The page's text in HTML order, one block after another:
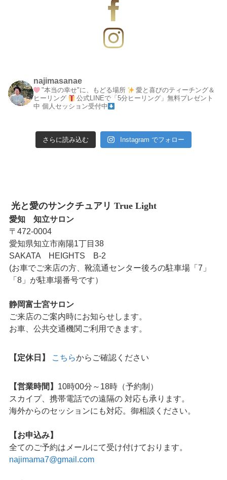
najimasanae
"本当の幸せ"に、もどる場所
愛と喜びのティーチング＆
ヒーリング
公式LINEで「5分ヒーリング」無料プレゼント
中 個人セッション受付中
さらに読み込む Instagram でフォロー
光と愛のサンクチュアリ True Light
愛知 知立サロン
〒472-0004
愛知県知立市南陽1丁目38
SAKATA HEIGHTS B-2
(お車でご来店の方、靴流通センター後ろの駐車場「7」
「8」が駐車場番号です）
静岡富士宮サロン
ご来店のご案内時にお知らせします。
お車、公共交通機関ご利用できます。
【定休日】 こちらからご確認ください
【営業時間】 10時00分～18時（予約制）
スカイプ、携帯電話での遠隔の 対応も承ります。
海外からのセッションにも対応。御相談ください。
【お申込み】
全てのご予約はメールにて受け付けております。
najimama7@gmail.com